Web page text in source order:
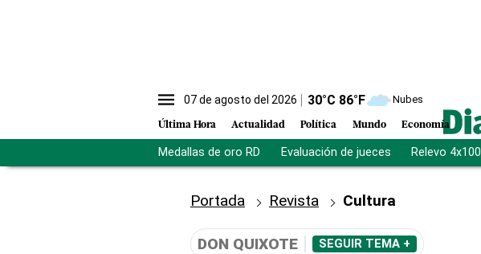
07 de agosto del 2026 30°C 86°F Nubes
Última Hora Actualidad Política Mundo Economía
Medallas de oro RD Evaluación de jueces Relevo 4x100
Portada Revista Cultura
DON QUIXOTE SEGUIR TEMA +